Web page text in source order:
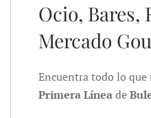
Ocio, Bares,
Mercado
Encuentra todo lo
Primera Líneade